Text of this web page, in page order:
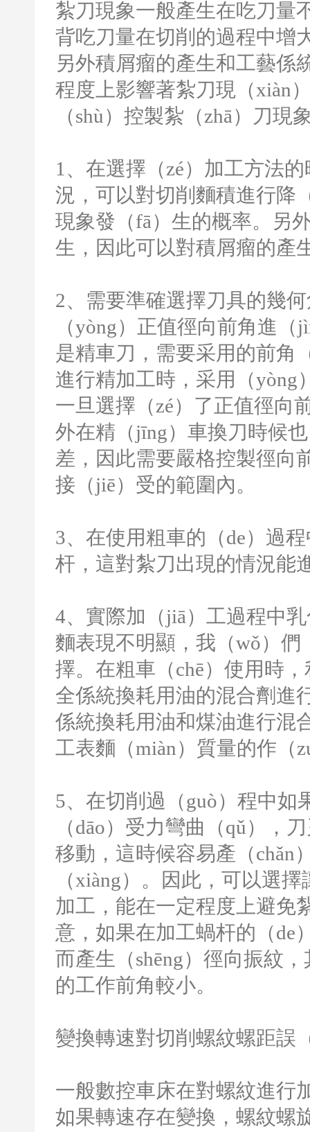
紮刀現象一般產生在吃刀量
背吃刀量在切削的過程中增
另外積屑瘤的產生和工藝係
程度上影響著紮刀現（xiàn
（shù）控製紮（zhā）刀現
1 、在選擇（zé）加工方法
況，可以對切削麵積進行降
現象發（fā）生的概率。另
生，因此可以對積屑瘤的產
2、需要準確選擇刀具的幾
（yòng）正值徑向前角進
是精車刀，需要采用的前角
進行精加工時，采用（yòng
一旦選擇（zé）了正值徑向
外在精（jīng）車換刀時候
差，因此需要嚴格控製徑向
接（jiē）受的範圍內。
3、在使用粗車的（de）過
杆，這對紮刀出現的情況能
4、實際加（jiā）工過程中
麵表現不明顯，我（wǒ）們
擇。在粗車（chē）使用時
全係統換耗用油的混合劑進
係統換耗用油和煤油進行混
工表麵（miàn）質量的作（
5、在切削過（guò）程中如
（dāo）受力彎曲（qǔ），
移動，這時候容易產（chǎn
（xiàng）。因此，可以選
加工，能在一定程度上避免
意，如果在加工蝸杆的（de
而產生（shēng）徑向振紋
的工作前角較小。
變換轉速對切削螺紋螺距誤
一般數控車床在對螺紋進行
如果轉速存在變換，螺紋螺